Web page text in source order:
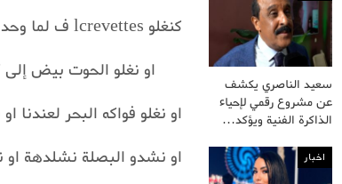
كنغلو lcrevettes ف لما وحد 10 دقايق او نصفيوه او نحتفضو بديك لما
او نغلو الحوت بيض
او نغلو فواكه البحر
او نشدو البصلة نشلدهة
سعيد الناصري يكشف
عن مشروع رقمي لإحياء
الذاكرة الفنية ويؤكد…
اخبار